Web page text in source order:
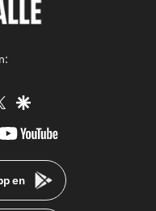
twittergoogle
youtube-
en